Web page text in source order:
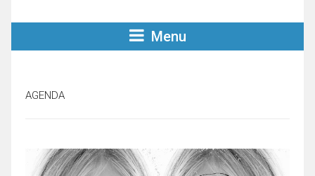
Menu
AGENDA